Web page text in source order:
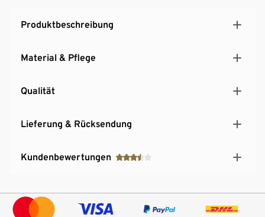
Produktbeschreibung
Material & Pflege
Qualität
Lieferung & Rücksendung
Kundenbewertungen